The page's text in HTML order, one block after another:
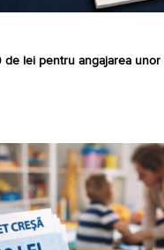
de lei pentru angajarea unor